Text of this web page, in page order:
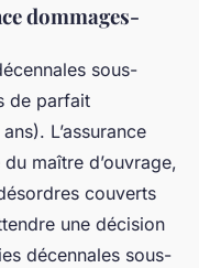
dommages-
sous-
de parfait
L’assurance
maître d’ouvrage,
couverts
une décision
décennales sous-